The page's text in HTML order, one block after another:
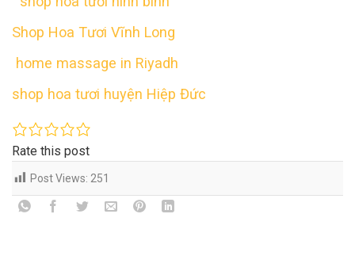
Shop Hoa Tươi Vĩnh Long
home massage in Riyadh
shop hoa tươi huyện Hiệp Đức
Rate this post
Post Views: 251